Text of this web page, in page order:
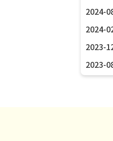
2024-
2024-
2023-
2023-